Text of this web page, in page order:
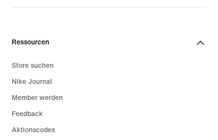
Ressourcen
Store suchen
Nike Journal
Member werden
Feedback
Aktionscodes